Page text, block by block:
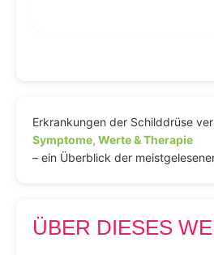
Erkrankungen der Schilddrüse
Symptome, Werte & Therapie
– ein Überblick der
ÜBER DIESES